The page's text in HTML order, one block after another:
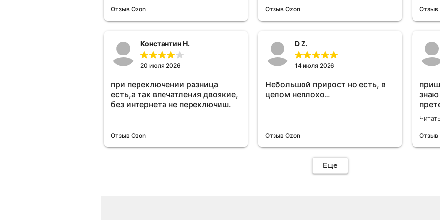
Отзыв Ozon
отключу и посмотрю, что будет
Отзыв Ozon Отзыв
Константин Н.
20 июля 2026
при переключении разница
есть,а так впечатления двоякие,
без интернета не переключиш.
Отзыв Ozon
D Z.
14 июля 2026
Небольшой прирост но есть, в
целом неплохо…
Отзыв Ozon
знаю
Отзыв
Еще